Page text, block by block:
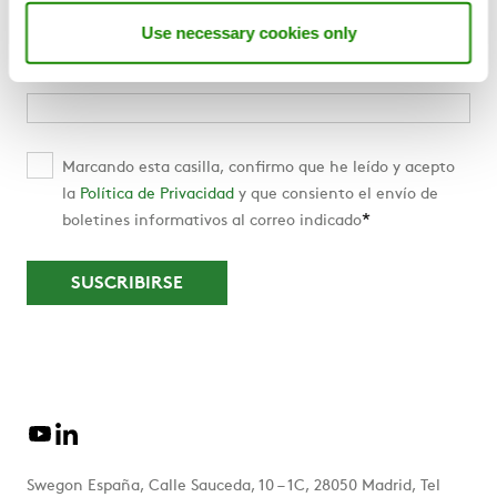
Use necessary cookies only
Suscríbete a nuestra Newsletter
Marcando esta casilla, confirmo que he leído y acepto
la Política de Privacidad y que consiento el envío de
boletines informativos al correo indicado*
Swegon España, Calle Sauceda, 10 – 1C, 28050 Madrid, Tel